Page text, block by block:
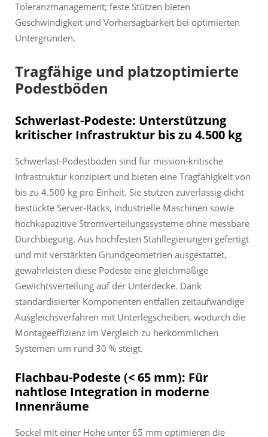
Toleranzmanagement; feste Stützen bieten
Geschwindigkeit und Vorhersagbarkeit bei optimierten
Untergründen.
Tragfähige und platzoptimierte
Podestböden
Schwerlast-Podeste: Unterstützung
kritischer Infrastruktur bis zu 4.500 kg
Schwerlast-Podestböden sind für mission-kritische
Infrastruktur konzipiert und bieten eine Tragfähigkeit von
bis zu 4.500 kg pro Einheit. Sie stützen zuverlässig dicht
bestückte Server-Racks, industrielle Maschinen sowie
hochkapazitive Stromverteilungssysteme ohne messbare
Durchbiegung. Aus hochfesten Stahllegierungen gefertigt
und mit verstärkten Grundgeometrien ausgestattet,
gewährleisten diese Podeste eine gleichmäßige
Gewichtsverteilung auf der Unterdecke. Dank
standardisierter Komponenten entfallen zeitaufwändige
Ausgleichsverfahren mit Unterlegscheiben, wodurch die
Montageeffizienz im Vergleich zu herkömmlichen
Systemen um rund 30 % steigt.
Flachbau-Podeste (< 65 mm): Für
nahtlose Integration in moderne
Innenräume
Sockel mit einer Höhe unter 65 mm optimieren die